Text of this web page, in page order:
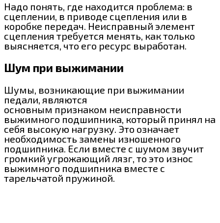
Надо понять, где находится проблема: в
сцеплении, в приводе сцепления или в
коробке передач. Неисправный элемент
сцепления требуется менять, как только
выясняется, что его ресурс выработан.
Шум при выжимании
Шумы, возникающие при выжимании
педали, являются
основным признаком неисправности
выжимного подшипника, который принял на
себя высокую нагрузку. Это означает
необходимость замены изношенного
подшипника. Если вместе с шумом звучит
громкий угрожающий лязг, то это износ
выжимного подшипника вместе с
тарельчатой пружиной.